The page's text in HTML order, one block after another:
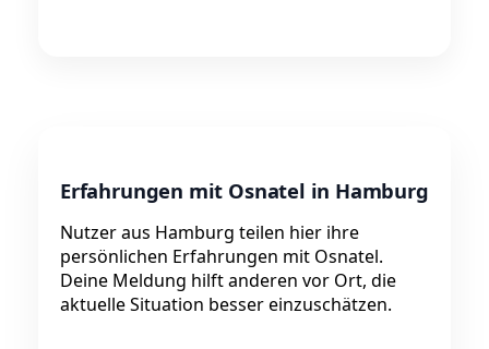
Erfahrungen mit Osnatel in Hamburg
Nutzer aus Hamburg teilen hier ihre
persönlichen Erfahrungen mit Osnatel.
Deine Meldung hilft anderen vor Ort, die
aktuelle Situation besser einzuschätzen.